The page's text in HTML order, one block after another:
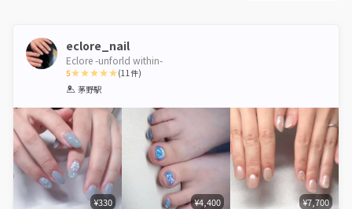
eclore_nail
Eclore -unforld within-
5
1 2 3 4
(11件)
茅野駅
¥330 ¥4,400 ¥7,700